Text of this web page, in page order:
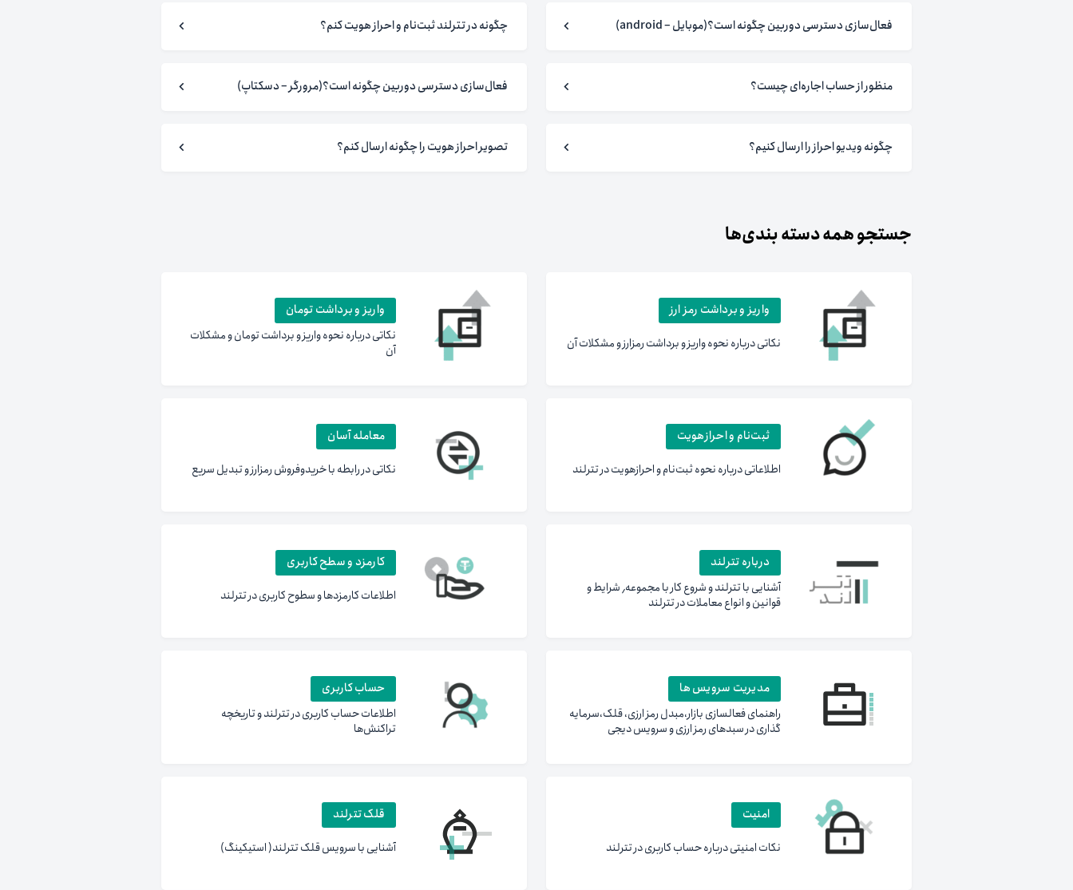
فعال‌سازی دسترسی دوربین چگونه است؟(موبایل – android) چگونه در تترلند ثبت‌نام و احراز هویت کنم؟
منظور از حساب اجاره‌ای چیست؟ فعال‌سازی دسترسی دوربین چگونه است؟(مرورگر – دسکتاپ)
چگونه ویدیو احراز را ارسال کنیم؟ تصویر احراز هویت را چگونه ارسال کنم؟
جستجو همه دسته بندی‌ها
واریز و برداشت رمز ارز
نکاتی درباره نحوه واریز و برداشت رمزارز و مشکلات آن
واریز و برداشت تومان
نکاتی درباره نحوه واریز و برداشت تومان و مشکلات
آن
ثبت‌نام و احرازهویت
اطلاعاتی درباره نحوه ثبت‌نام و احراز‌هویت در تترلند
معامله آسان
نکاتی در رابطه با خریدوفروش رمزارز و تبدیل سریع
درباره تترلند
آشنایی با تترلند و شروع کار با مجموعه٬ شرایط و
قوانین و انواع معاملات در تترلند
کارمزد و سطح کاربری
اطلاعات کارمزدها و سطوح کاربری در تترلند
مدیریت سرویس ها
راهنمای فعالسازی بازار،مبدل رمز ارزی، قلک،سرمایه
گذاری در سبدهای رمز ارزی و سرویس دیجی
حساب کاربری
اطلاعات حساب کاربری در تترلند و تاریخچه
تراکنش‌ها
امنیت
نکات امنیتی درباره حساب کاربری در تترلند
قلک تترلند
آشنایی با سرویس قلک تترلند( استیکینگ)